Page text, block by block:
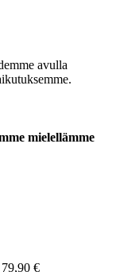
avulla
mielellämme
€